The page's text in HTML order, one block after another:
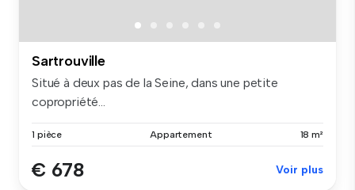
Sartrouville
Situé à deux pas de la Seine, dans une petite
copropriété...
1 pièce Appartement 18 m²
€ 678 Voir plus